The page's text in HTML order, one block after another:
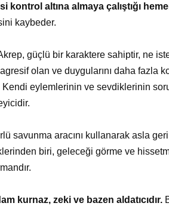
kontrol altına almaya çalıştığı
kaybeder.
güçlü bir karaktere sahiptir, ne
olan ve duygularını daha fazla
Kendi eylemlerinin ve sevdiklerinin
savunma aracını kullanarak asla
biri, geleceği görme ve
kurnaz, zeki ve bazen aldatıcıdır.